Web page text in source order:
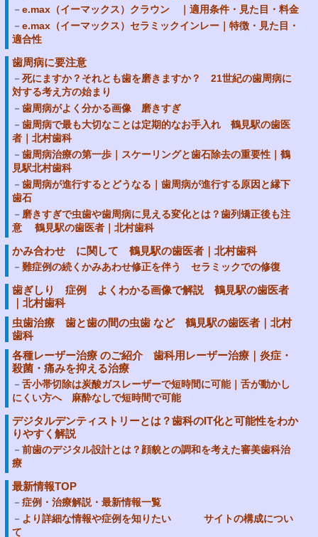
e.max（イーマックス）クラウン ｜適用条件・見た目・料金
e.max（イーマックス）セラミックインレー｜特徴・見た目・
適合性
歯周病に要注意
死にますか？それとも歯を磨きますか？ 21世紀の歯周病に
対する考え方の始まり
歯周病がよく分かる画像 磨きすぎ
歯周病で最も大切なことは定期的なお手入れ 鶴見駅の歯医
者｜北村歯科
歯周病治療の第一歩｜スケーリングと歯石除去の重要性｜鶴
見駅北村歯科
歯周病が進行するとどうなる｜歯周病が進行する原因と縁下
歯石
磨きすぎで虫歯や歯周病に見える変化とは？歯列矯正後も注
意 鶴見駅の歯医者｜北村歯科
かみ合わせ に関して 鶴見駅の歯医者｜北村歯科
難症例の続くかみあわせ修正を伴う セラミックでの修復
歯ぎしり 症例 よくわかる画像で解説 鶴見駅の歯医者
｜北村歯科
虫歯治療 歯と歯の間の虫歯 など 鶴見駅の歯医者｜北村
歯科
各種レーザー治療 のご紹介 歯科用レーザー治療｜炎症・
殺菌・痛みを抑える治療
舌小帯切除は炭酸ガスレーザーで短時間に可能｜舌が動かし
にくい方へ 麻酔なしで短時間で可能
デジタルデンティストリーとは？歯科のIT化と可能性をわか
りやすく解説
前歯のデジタル設計とは？顔貌との調和を考えた審美歯科治
療
最新情報TOP
症例・治療解説・最新情報一覧
より詳細な情報や症例を知りたい サイトの構成につい
て